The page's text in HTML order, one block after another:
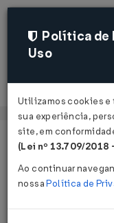
Página Inicial
máquinas agrícolas e
Política de
Uso
Utilizamos cookies e
sua experiência,
site, em
(Lei nº 13.709/2018
Ao continuar
nossaPolítica de